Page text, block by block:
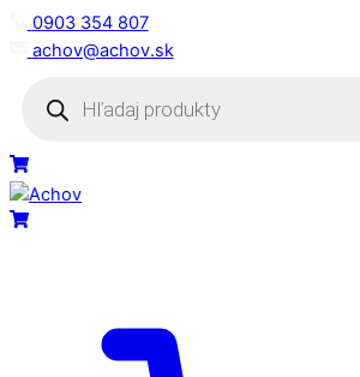
Skip0903 354 807
achov@achov.sk
search
Menu
Cart
Cart